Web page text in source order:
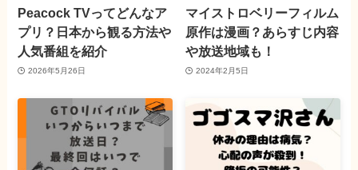
Peacock TVってどんなア
プリ？日本から観る方法や
人気番組を紹介
2026年5月26日
マイストロベリーフィルム
原作は漫画？あらすじ内容
や放送地域も！
2024年2月5日